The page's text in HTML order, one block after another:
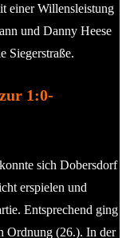
einer Willensleistung
und Danny Heese
Siegerstraße.
1:0-
sich Dobersdorf
erspielen und
Entsprechend ging
Ordnung (26.). In der